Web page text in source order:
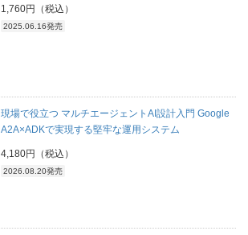
1,760円（税込）
2025.06.16発売
現場で役立つ マルチエージェントAI設計入門 Google
A2A×ADKで実現する堅牢な運用システム
4,180円（税込）
2026.08.20発売